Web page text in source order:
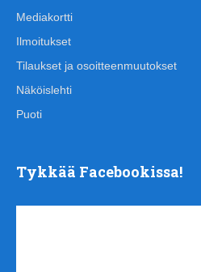
Mediakortti
Ilmoitukset
Tilaukset ja osoitteenmuutokset
Näköislehti
Puoti
Tykkää Facebookissa!